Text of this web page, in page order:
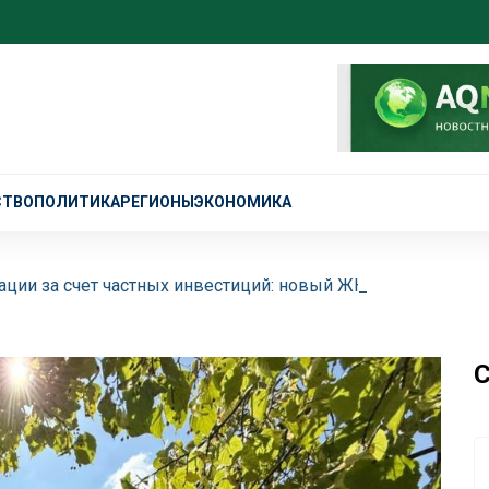
ПОЛИТИКАРЕГИОНЫ ЭКОНОМИКА
за счет частных инвестиций: новый ЖК